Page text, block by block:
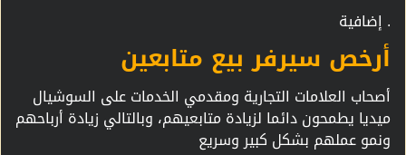
إضافية .
أرخص سيرفر بيع متابعين
أصحاب العلامات التجارية ومقدمي الخدمات على السوشيال
ميديا يطمحون دائما لزيادة متابعيهم، وبالتالي زيادة أرباحهم
ونمو عملهم بشكل كبير وسريع